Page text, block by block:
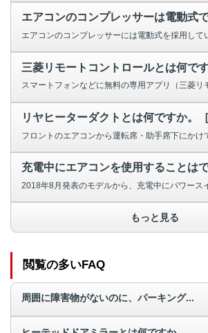
エアコンのコンプレッサーは電動式
三菱リモートコントロールとは何で
リヤヒーターダクトとは何ですか。
充電中にエアコンを使用することは
もっと見る
閲覧の多いFAQ
周囲に障害物がないのに、パーキング...